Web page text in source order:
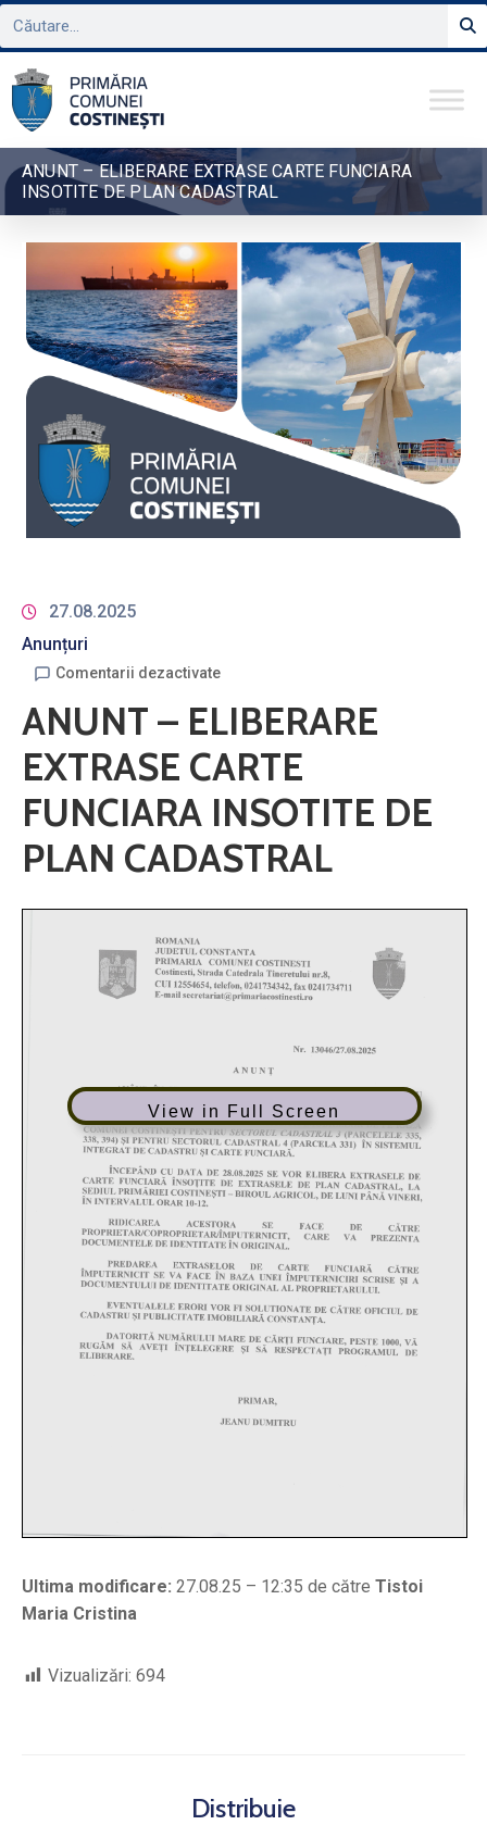
ANUNT – ELIBERARE EXTRASE CARTE FUNCIARA
INSOTITE DE PLAN CADASTRAL
27.08.2025
Anunțuri
Comentarii dezactivate
ANUNT – ELIBERARE
EXTRASE CARTE
FUNCIARA INSOTITE DE
PLAN CADASTRAL
View in Full Screen
Ultima modificare: 27.08.25 – 12:35 de către Tistoi
Maria Cristina
Vizualizări: 694
Distribuie